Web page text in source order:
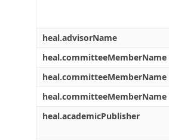
heal.advisorName
heal.committeeMemberName
heal.committeeMemberName
heal.committeeMemberName
heal.academicPublisher